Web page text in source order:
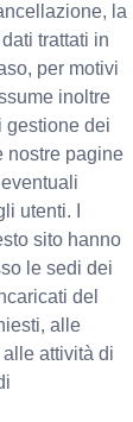
la
trattati in
per motivi
inoltre
gestione dei
nostre pagine
utenti. I
sito hanno
le sedi dei
del
alle
attività di